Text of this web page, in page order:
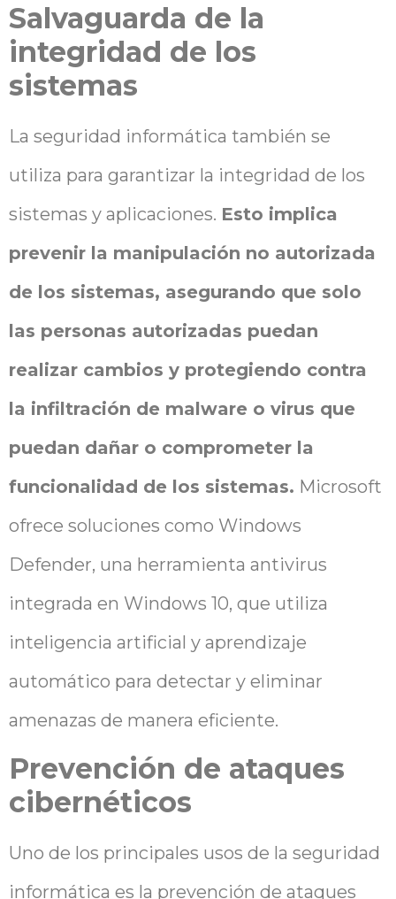
Salvaguarda de la
integridad de los
sistemas
La seguridad informática también se
utiliza para garantizar la integridad de los
sistemas y aplicaciones. Esto implica
prevenir la manipulación no autorizada
de los sistemas, asegurando que solo
las personas autorizadas puedan
realizar cambios y protegiendo contra
la infiltración de malware o virus que
puedan dañar o comprometer la
funcionalidad de los sistemas. Microsoft
ofrece soluciones como Windows
Defender, una herramienta antivirus
integrada en Windows 10, que utiliza
inteligencia artificial y aprendizaje
automático para detectar y eliminar
amenazas de manera eficiente.
Prevención de ataques
cibernéticos
Uno de los principales usos de la seguridad
informática es la prevención de ataques